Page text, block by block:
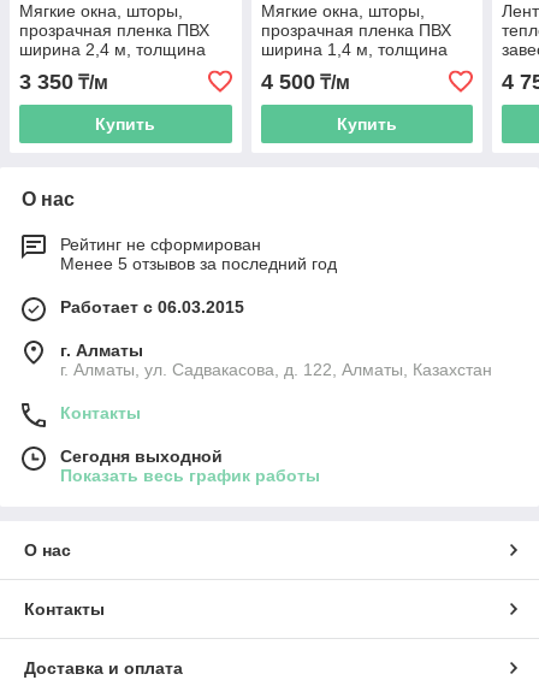
Мягкие окна, шторы,
прозрачная пленка ПВХ
ширина 2,4 м, толщина
0,4 мм, рулон 22м
3 350 ₸/м
Купить
Мягкие окна, шторы,
прозрачная пленка ПВХ
ширина 1,4 м, толщина
0,58 мм, рулон 15м
4 500₸/м
Купить
4
О нас
Рейтинг не сформирован
Менее 5 отзывов за последний год
Работает с 06.03.2015
г. Алматы
г. Алматы, ул. Садвакасова, д. 122, Алматы, Казахстан
Контакты
Сегодня выходной
Показать весь график работы
О нас
Контакты
Доставка и оплата